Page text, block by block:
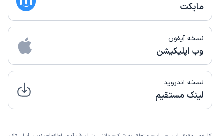
مایکت
نسخه آیفون
وب اپلیکیشن
نسخه اندروید
لینک مستقیم